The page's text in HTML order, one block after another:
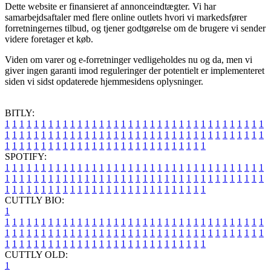
Dette website er finansieret af annonceindtægter. Vi har
samarbejdsaftaler med flere online outlets hvori vi markedsfører
forretningernes tilbud, og tjener godtgørelse om de brugere vi sender
videre foretager et køb.
Viden om varer og e-forretninger vedligeholdes nu og da, men vi
giver ingen garanti imod reguleringer der potentielt er implementeret
siden vi sidst opdaterede hjemmesidens oplysninger.
BITLY:
1 1 1 1 1 1 1 1 1 1 1 1 1 1 1 1 1 1 1 1 1 1 1 1 1 1 1 1 1 1 1 1 1 1 1 1
1 1 1 1 1 1 1 1 1 1 1 1 1 1 1 1 1 1 1 1 1 1 1 1 1 1 1 1 1 1 1 1 1 1 1 1
1 1 1 1 1 1 1 1 1 1 1 1 1 1 1 1 1 1 1 1 1 1 1 1 1 1 1 1
SPOTIFY:
1 1 1 1 1 1 1 1 1 1 1 1 1 1 1 1 1 1 1 1 1 1 1 1 1 1 1 1 1 1 1 1 1 1 1 1
1 1 1 1 1 1 1 1 1 1 1 1 1 1 1 1 1 1 1 1 1 1 1 1 1 1 1 1 1 1 1 1 1 1 1 1
1 1 1 1 1 1 1 1 1 1 1 1 1 1 1 1 1 1 1 1 1 1 1 1 1 1 1 1
CUTTLY BIO:
1
1 1 1 1 1 1 1 1 1 1 1 1 1 1 1 1 1 1 1 1 1 1 1 1 1 1 1 1 1 1 1 1 1 1 1 1
1 1 1 1 1 1 1 1 1 1 1 1 1 1 1 1 1 1 1 1 1 1 1 1 1 1 1 1 1 1 1 1 1 1 1 1
1 1 1 1 1 1 1 1 1 1 1 1 1 1 1 1 1 1 1 1 1 1 1 1 1 1 1 1
CUTTLY OLD:
1